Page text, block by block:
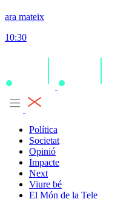
ara mateix
10:30
Política
Societat
Opinió
Impacte
Next
Viure bé
El Món de la Tele